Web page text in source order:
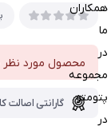
همکاران
ما
در
مجموعه
پتومتو
در
محصول مورد نظر
گارانتی اصالت